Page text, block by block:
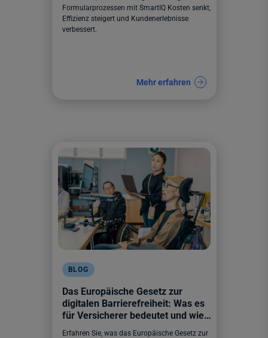
Formularprozessen mit SmartIQ Kosten senkt,
Effizienz steigert und Kundenerlebnisse
verbessert.
Mehr erfahren
BLOG
Das Europäische Gesetz zur
digitalen Barrierefreiheit: Was es
für Versicherer bedeutet und wie
sie sich darauf vorbereiten können
Erfahren Sie, was das Europäische Gesetz zur